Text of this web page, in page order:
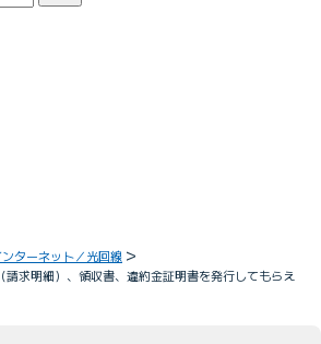
ターネット／光回線
請求明細）、領収書、違約金証明書を発行してもらえ